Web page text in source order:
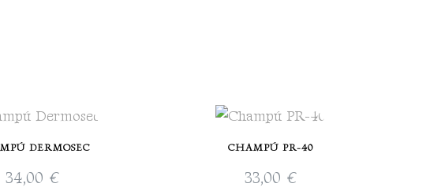
DERMOSEC
34,00 €
CHAMPÚ PR-40
33,00 €